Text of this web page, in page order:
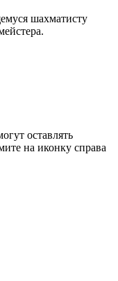
шахматисту
оставлять
на иконку справа